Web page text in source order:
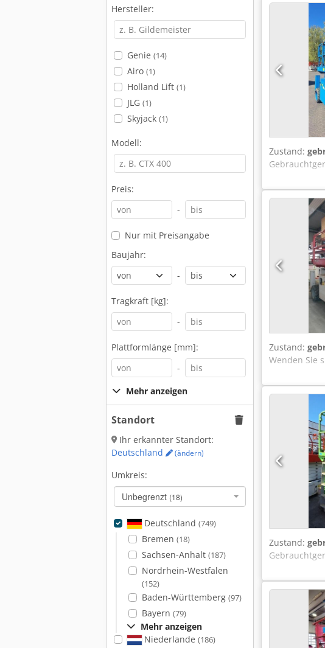
Hersteller:
Genie (14)
Airo (1)
Holland Lift (1)
JLG (1)
Skyjack (1)
Modell:
Preis:
-
Nur mit Preisangabe
Baujahr:
-
Tragkraft [kg]:
-
Plattformlänge [mm]:
-
Mehr anzeigen
Standort
Ihr erkannter Standort:
Deutschland
(ändern)
Umkreis:
Unbegrenzt (18)
Deutschland (749)
Bremen (18)
Sachsen-Anhalt (187)
Nordrhein-Westfalen
(152)
Baden-Württemberg (97)
Bayern (79)
Mehr anzeigen
Niederlande (186)
Zustand:
Zustand:
Wenden Sie
Zustand: